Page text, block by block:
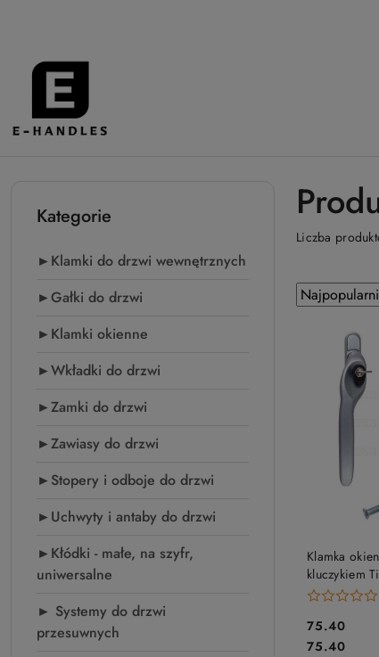
Przejdź do treści głównej
Przejdź do wyszukiwarki
Przejdź do moje konto
Przejdź do menu głównego
Przejdź do stopki
Kategorie
►Klamki do drzwi wewnętrznych
►Gałki do drzwi
►Klamki okienne
►Wkładki do drzwi
►Zamki do drzwi
►Zawiasy do drzwi
►Stopery i odboje do drzwi
►Uchwyty i antaby do drzwi
►Kłódki - małe, na szyfr,
uniwersalne
► Systemy do drzwi
przesuwnych
Liczba
Zastosowano
sortowanie:
Sortuj
według
Klamka
kluczykiem
chrom satyn,
Cena:
75.40
Cena:
75.40